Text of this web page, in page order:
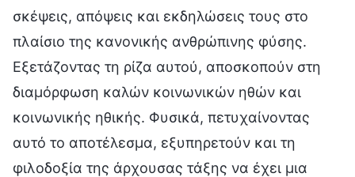
σκέψεις, απόψεις και εκδηλώσεις τους στο
πλαίσιο της κανονικής ανθρώπινης φύσης.
Εξετάζοντας τη ρίζα αυτού, αποσκοπούν στη
διαμόρφωση καλών κοινωνικών ηθών και
κοινωνικής ηθικής. Φυσικά, πετυχαίνοντας
αυτό το αποτέλεσμα, εξυπηρετούν και τη
φιλοδοξία της άρχουσας τάξης να έχει μια